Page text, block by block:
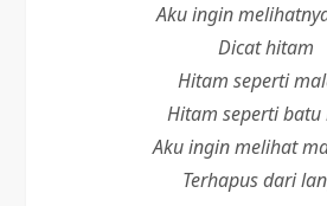
Aku ingin
Dicat hitam
Hitam seperti
Hitam seperti batu
Aku ingin melihat
Terhapus dari